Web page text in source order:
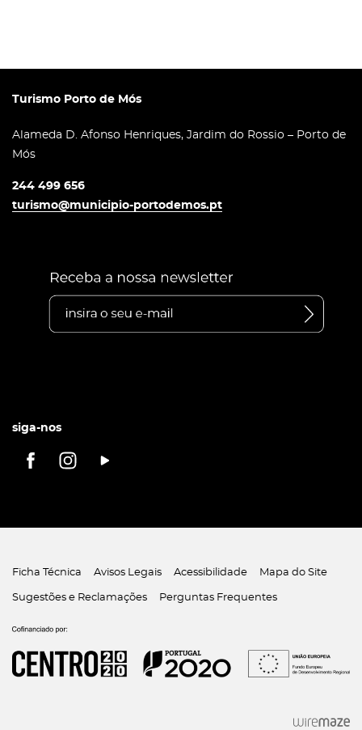
Turismo Porto de Mós
Alameda D. Afonso Henriques, Jardim do Rossio – Porto de
Mós
244 499 656
turismo@municipio-portodemos.pt
siga-nos
Ficha Técnica Avisos Legais Acessibilidade Mapa do Site
Sugestões e Reclamações Perguntas Frequentes